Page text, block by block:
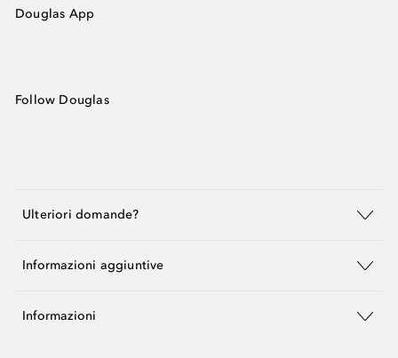
Douglas App
Follow Douglas
Ulteriori domande?
Informazioni aggiuntive
Informazioni